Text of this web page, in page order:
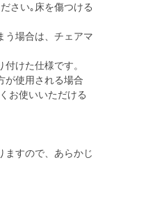
さい｡床を傷つける
う場合は、チェアマ
けた仕様です。
が使用される場合
お使いいただける
ますので、あらかじ